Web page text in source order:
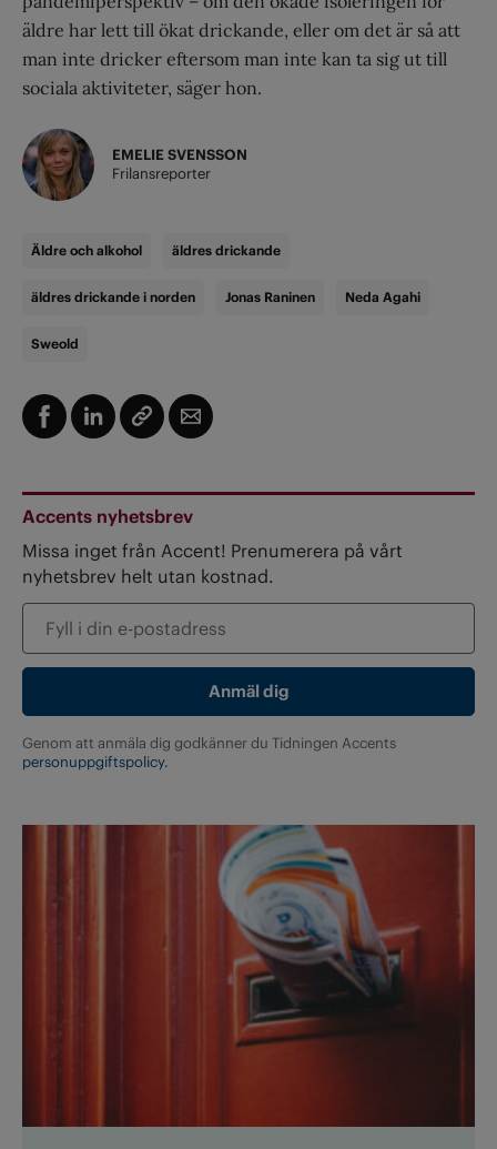
äldre har lett till ökat drickande, eller om det är så att
man inte dricker eftersom man inte kan ta sig ut till
sociala aktiviteter, säger hon.
EMELIE SVENSSON
Frilansreporter
Äldre och alkohol äldres drickande
äldres drickande i norden Jonas Raninen Neda Agahi
Sweold
Accents nyhetsbrev
Missa inget från Accent! Prenumerera på vårt
nyhetsbrev helt utan kostnad.
Genom att anmäla dig godkänner du Tidningen Accents
personuppgiftspolicy.